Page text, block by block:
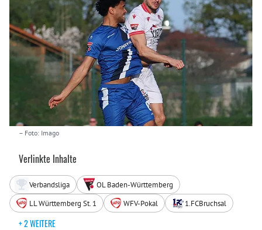
– Foto: Imago
Verlinkte Inhalte
Verbandsliga
OL Baden-Württemberg
LL Württemberg St. 1
WFV-Pokal 1.FCBruchsal
+ 2 WEITERE